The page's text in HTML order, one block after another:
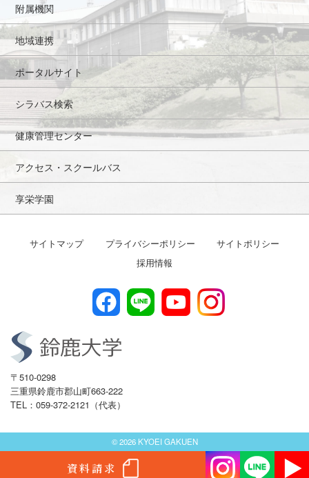
資料請求
附属機関
地域連携
ポータルサイト
シラバス検索
健康管理センター
アクセス・スクールバス
享栄学園
〒510-0298
三重県鈴鹿市郡山町663-222
TEL：059-372-2121（代表）
サイトマップ プライバシーポリシー
サイトポリシー
採用情報
© 2026 KYOEI GAKUEN